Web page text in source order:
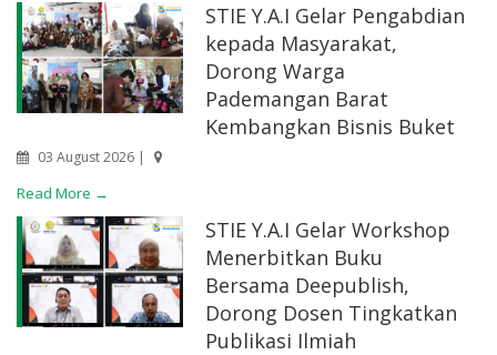
STIE Y.A.I Gelar Pengabdian
kepada Masyarakat,
Dorong Warga
Pademangan Barat
Kembangkan Bisnis Buket
03 August 2026 |
Read More →
STIE Y.A.I Gelar Workshop
Menerbitkan Buku
Bersama Deepublish,
Dorong Dosen Tingkatkan
Publikasi Ilmiah